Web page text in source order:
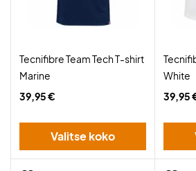
Tecnifibre Team Tech T-shirt
Marine
39,95 €
Valitse koko
White
39,95